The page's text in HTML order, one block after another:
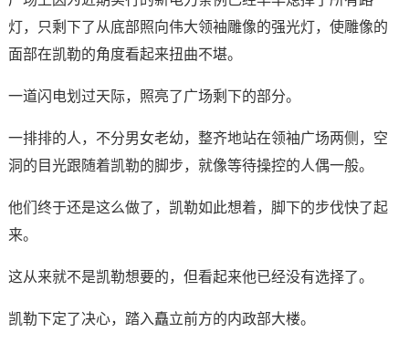
灯，只剩下了从底部照向伟大领袖雕像的强光灯，使雕像的
面部在凯勒的角度看起来扭曲不堪。
一道闪电划过天际，照亮了广场剩下的部分。
一排排的人，不分男女老幼，整齐地站在领袖广场两侧，空
洞的目光跟随着凯勒的脚步，就像等待操控的人偶一般。
他们终于还是这么做了，凯勒如此想着，脚下的步伐快了起
来。
这从来就不是凯勒想要的，但看起来他已经没有选择了。
凯勒下定了决心，踏入矗立前方的内政部大楼。